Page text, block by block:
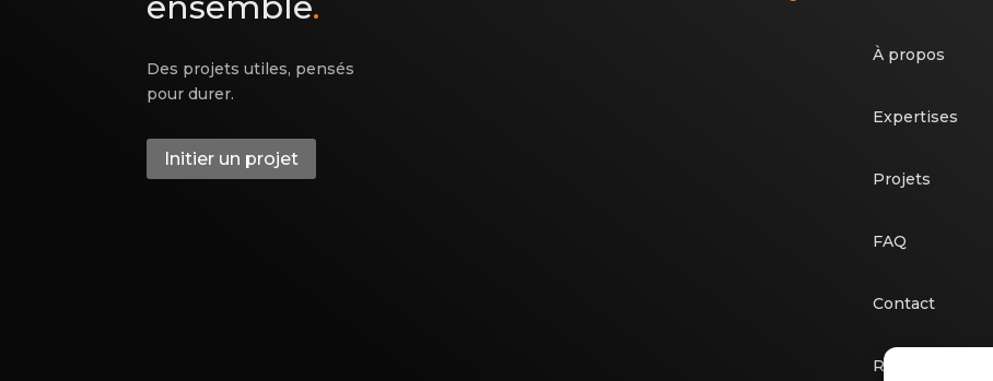
Des projets utiles, pensés
pour durer.
Initier un projet
À propos
Expertises
Projets
FAQ
Contact
Recrutement